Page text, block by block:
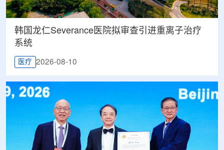
韩国龙仁Severance医院拟审查引进重离子治疗
系统
医疗 2026-08-10